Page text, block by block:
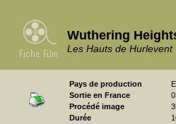
Wuthering
Les Hauts de Hurlevent
Pays de production
Sortie en France
Procédé image
Durée